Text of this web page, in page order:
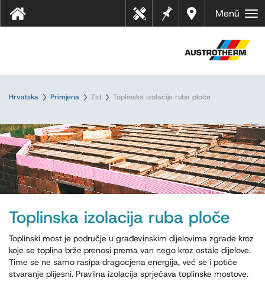
Dealer
s near
Bilješk
Tehn
ički
Menü
Hrvatska Primjena Zid Toplinska izolacija ruba ploče
Toplinska izolacija ruba ploče
Toplinski most je područje u građevinskim dijelovima zgrade kroz
koje se toplina brže prenosi prema van nego kroz ostale dijelove.
Time se ne samo rasipa dragocjena energija, već se i potiče
stvaranje plijesni. Pravilna izolacija sprječava toplinske mostove.